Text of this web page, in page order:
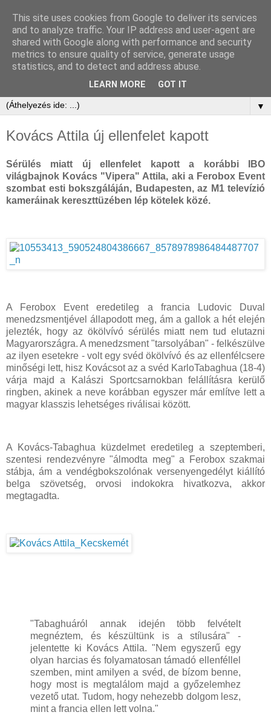
▼
Kovács Attila új ellenfelet kapott
Sérülés miatt új ellenfelet kapott a korábbi IBO
világbajnok Kovács "Vipera" Attila, aki a Ferobox Event
szombat esti bokszgáláján, Budapesten, az M1 televízió
kameráinak kereszttüzében lép kötelek közé.
A Ferobox Event eredetileg a francia Ludovic Duval
menedzsmentjével állapodott meg, ám a gallok a hét elején
jelezték, hogy az ökölvívó sérülés miatt nem tud elutazni
Magyarországra. A menedzsment "tarsolyában" - felkészülve
az ilyen esetekre - volt egy svéd ökölvívó és az ellenfélcsere
minőségi lett, hisz Kovácsot az a svéd KarloTabaghua (18-4)
várja majd a Kalászi Sportcsarnokban felállításra kerülő
ringben, akinek a neve korábban egyszer már említve lett a
magyar klasszis lehetséges riválisai között.
A Kovács-Tabaghua küzdelmet eredetileg a szeptemberi,
szentesi rendezvényre "álmodta meg" a Ferobox szakmai
stábja, ám a vendégbokszolónak versenyengedélyt kiállító
belga szövetség, orvosi indokokra hivatkozva, akkor
megtagadta.
"Tabaghuáról annak idején több felvételt
megnéztem, és készültünk is a stílusára" -
jelentette ki Kovács Attila. "Nem egyszerű egy
olyan harcias és folyamatosan támadó ellenféllel
szemben, mint amilyen a svéd, de bízom benne,
hogy most is megtalálom majd a győzelemhez
vezető utat. Tudom, hogy nehezebb dolgom lesz,
mint a francia ellen lett volna."
This site uses cookies from Google to deliver its services
and to analyze traffic. Your IP address and user-agent are
shared with Google along with performance and security
metrics to ensure quality of service, generate usage
statistics, and to detect and address abuse.
LEARN MORE GOT IT